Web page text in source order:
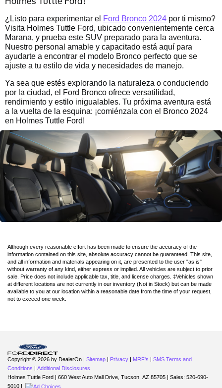
¿Listo para experimentar el Ford Bronco 2024 por ti mismo?
Visita Holmes Tuttle Ford, ubicado convenientemente cerca
Marana, y prueba este SUV preparado para la aventura.
Nuestro personal amable y capacitado está aquí para
ayudarte a encontrar el modelo Bronco perfecto que se
ajuste a tu estilo de vida y necesidades de manejo.
Ya sea que estés explorando la naturaleza o conduciendo
por la ciudad, el Ford Bronco ofrece versatilidad,
rendimiento y estilo inigualables. Tu próxima aventura está
a la vuelta de la esquina: ¡comiénzala con el Bronco 2024
en Holmes Tuttle Ford!
Although every reasonable effort has been made to ensure the accuracy of the
information contained on this site, absolute accuracy cannot be guaranteed. This site,
and all information and materials appearing on it, are presented to the user "as is"
without warranty of any kind, either express or implied. All vehicles are subject to prior
sale. Price does not include applicable tax, title, and license charges. ‡Vehicles shown
at different locations are not currently in our inventory (Not in Stock) but can be made
available to you at our location within a reasonable date from the time of your request,
not to exceed one week.
Copyright © 2026 by DealerOn Sitemap Privacy MRF's
SMS Terms and
Conditions
Additional Disclosures
Holmes Tuttle Ford
660 West Auto Mall Drive, Tucson, AZ 85705 | Sales: 520-690-
5010